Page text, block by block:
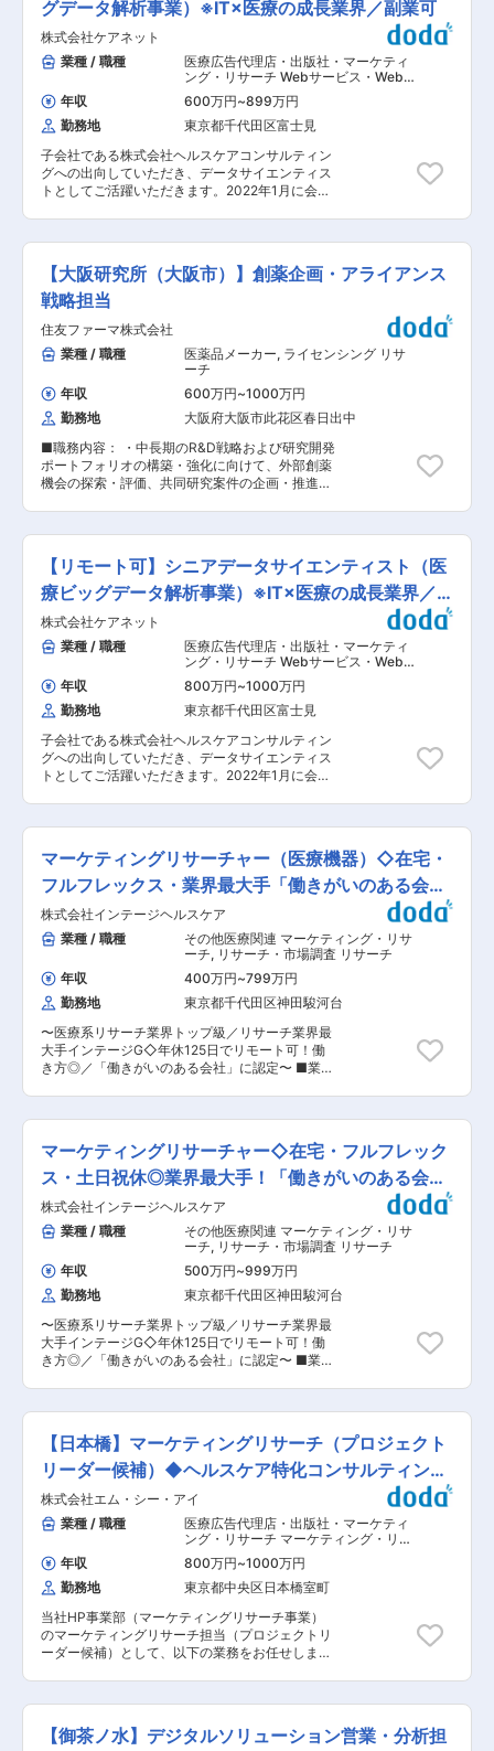
リサーチ×分析のスペシャリスト、またはクライ
アントと直接対峙するコンサルタントへのキャリ
アが可能。年1回の希望申告制度により主体的な
成長を実現できます。 ■同社の特徴： オムニコ
ムGの安定基盤のもと、ヘルスケア領域に特化し
たマーケティング支援を展開。医療用医薬品の普
及課題に対し、一気通貫かつカスタマイズ型で支
援し、患者のQOL向上に大きく寄与しています。
変更の範囲：会社の定める業務
析、提言の質向上まで一貫して関与し、クライア
ントの戦略精度を高めます。 ■業務内容: ・Web
アンケート設計／インタビュー調査運営 ・回答デ
ータの集計、統計分析、レポート作成 ・納品物の
品質管理および論点整理 ・コンサルタントとの仮
説構築／分析設計 ・業務改善やナレッジ蓄積の推
進 ※プロジェクト単位で全体像を俯瞰しながら、
論理的思考力を活かした課題解決を行います。企
業の重要な意思決定に繋がるやりがいのある仕事
です。 ■組織構成： 20〜30代中心で、社員の約
3分の2がGMARCH以上出身。国公立・大学院卒
など高学歴層でご活躍されている方も多く、知的
好奇心が高い環境です。中途入社が多数で未経験
る ・若手のうちからクライアント役員層へ提案・
プレゼン機会が多いため質の高いFBをいただきな
がら活かすことができる ・課題分解や仮説構築力
など汎用性の高いスキルが習得可能 ・外部講習や
書籍購入支援など学習投資を会社が積極支援 ■キ
ャリアパス リサーチ分析のスペシャリスト、また
は顧客折衝を担うコンサルタントへの転身が可
能。年1回キャリア希望を提出でき、主体的な成
長を実現できます。 ■同社の特徴： オムニコム
グループ傘下で70か国展開の安定基盤。ヘルスケ
ア特化により専門性を早期に確立でき、一次情報
を基にした高度な意思決定支援が強み。論理性と
知的挑戦を重視する風土で、学び続けたい方に最
グデータ解析事業）※IT×医療の成長業界／副業可
株式会社ケアネット
業種 / 職種
医療広告代理店・出版社・マーケティ
ング・リサーチ Webサービス・Webメ
ディア（EC・ポータル・ソーシャル）
データサイエンティスト・アナリスト
統計解析 リサーチ
年収 600万円~899万円
勤務地
東京都千代田区富士見
子会社である株式会社ヘルスケアコンサルティン
グへの出向していただき、データサイエンティス
トとしてご活躍いただきます。2022年1月に会社
■業務内容： HCC社では、現状製薬企業クライ
アントのお引き合いに応じて、下記の通り幅広い
業務を行っております。 ◇市場調査／マーケティ
ング戦略／医療ビックデータ解析によるレポーテ
ィング／論文執筆／HTAなど ■業務の特徴： 今
回は顧客開拓を行う社長／役員のもとで解析実務
や論文執筆実務を担っていただきます。 ※労働集
約的なコンサルティングのみならず、ご希望に応
じてプロダクト開発などのプロジェクトへの参画
も可能です。 ■キャリアパスについて： データ
サイエンティストとして医療ビックデータや医薬
マーケットへの理解や経験をさらに深めていただ
き、その後はコンサルタントとして自ら顧客を開
拓していただくことや、よりアカデミア寄りに学
者を目指して研究論文を執筆いただくこともでき
ます。また、プロダクト開発も検討しております
ンを目指していただけます。 ■働きやすい環境：
残業月20時間以下、フレックス制度、在宅勤務
（一部利用可能）と、ワークライフバランスを重
視した働き方が可能です。また、産休・育休率取
得率が非常に高く、その後の復職者も多いのが特
徴で、男女問わず家庭と仕事を両立して働くこと
をサポートしています。 ■当社の特徴： 【30万
人を超える医療従事者が利用する医療情報専門サ
イト】「情報技術と映像の力で明日の医療をもっ
とよくする」ことをミッションとし、インターネ
ットを通じて医師・医療者の日常臨床に役立つ記
事や動画等の情報をお届けするとともに、製薬企
業に対し、医薬情報提供活動を効率的に行うソリ
従事者双方のニーズに並走したサービス展開】生
活習慣病からスペシャリティ（がんや希少疾患な
事者双方のニーズに応えるべく、製薬企業・医療
従事者双方のニーズをマッチングさせるためのサ
ービス提供に力を入れております。 変更の範囲：
会社の定める業務
【大阪研究所（大阪市）】創薬企画・アライアンス
戦略担当
住友ファーマ株式会社
業種 / 職種
医薬品メーカー, ライセンシング リサ
ーチ
年収
600万円~1000万円
勤務地
大阪府大阪市此花区春日出中
■職務内容： ・中長期のR&D戦略および研究開発
ポートフォリオの構築・強化に向けて、外部創薬
機会の探索・評価、共同研究案件の企画・推進、
だきます。 ■業務詳細： （1）共同研究・外部連
携案件の探索・評価 ・アカデミア、バイオベンチ
ャー、製薬企業、研究機関等との共同研究・外部
連携機会の探索 ・社内研究部門、開発部門、事業
開発部門等と連携した外部案件の初期評価 ・共同
研究テーマの研究目的・成果物・マイルストンの
整理 ・共同研究先との協議に向けた資料作成、社
内説明資料の作成 ・契約締結前後における社内関
係部門との調整および案件推進支援 （2）市場予
測・事業性評価 ・開発候補品、研究テーマ、共同
研究案件等に関する市場規模・売上予測の作成 ・
対象疾患領域における患者数、診断率、治療率、
薬物治療動向、競合品動向の調査・分析 ・必要に
応じて外部データベース、コンサルタント、KOL
等を活用した情報収集・分析 ■この仕事の魅力、
キャリアパス、職場の雰囲気： ・創薬企画グルー
ートフォリオ構築と経営意思決定に貢献できま
す。 ・研究開発とビジネスの双方を学びながら専
門性を高めることができ、将来的にはR&D戦略、
ポートフォリオマネジメント、事業開発など幅広
いキャリア形成が可能です。 ・少数精鋭で自由闊
達な議論を重視する環境のもと、会社の将来の価
値創出に挑戦できる魅力あるポジションです。 ＜
受動喫煙防止のための取り組み＞ ・当社は2017
年に「健康宣言」"Health Innovation"を策定いた
しました。以降、「健康経営優良法人（ホワイト
500）」の認定を連続で受けており、従業員の喫
煙率0%を目指しています。 変更の範囲：会社の
定める業務
【リモート可】シニアデータサイエンティスト（医
療ビッグデータ解析事業）※IT×医療の成長業界／
副業可
株式会社ケアネット
業種 / 職種
医療広告代理店・出版社・マーケティ
ング・リサーチ Webサービス・Webメ
ディア（EC・ポータル・ソーシャル）
データアナリスト・データサイエンテ
ィスト 統計解析 リサーチ
年収 800万円~1000万円
勤務地
東京都千代田区富士見
子会社である株式会社ヘルスケアコンサルティン
グへの出向していただき、データサイエンティス
トとしてご活躍いただきます。2022年1月に会社
■業務内容： HCC社では、現状製薬企業クライ
アントのお引き合いに応じて、下記の通り幅広い
業務を行っております。 ◇市場調査／マーケティ
ング戦略／医療ビックデータ解析によるレポーテ
ィング／論文執筆／HTAなど ■業務の特徴： 今
回は顧客開拓を行う社長／役員のもとで解析実務
や論文執筆実務を担っていただきます。 ※労働集
約的なコンサルティングのみならず、ご希望に応
じてプロダクト開発などのプロジェクトへの参画
も可能です。 ■キャリアパスについて： データ
サイエンティストとして医療ビックデータや医薬
マーケットへの理解や経験をさらに深めていただ
き、その後はコンサルタントとして自ら顧客を開
拓していただくことや、よりアカデミア寄りに学
者を目指して研究論文を執筆いただくこともでき
ます。また、プロダクト開発も検討しております
ンを目指していただけます。 ■働きやすい環境：
残業月20時間以下、フレックス制度、在宅勤務
（一部利用可能）と、ワークライフバランスを重
視した働き方が可能です。また、産休・育休率取
得率が非常に高く、その後の復職者も多いのが特
徴で、男女問わず家庭と仕事を両立して働くこと
をサポートしています。 ■当社の特徴： 【30万
人を超える医療従事者が利用する医療情報専門サ
イト】「情報技術と映像の力で明日の医療をもっ
とよくする」ことをミッションとし、インターネ
ットを通じて医師・医療者の日常臨床に役立つ記
事や動画等の情報をお届けするとともに、製薬企
業に対し、医薬情報提供活動を効率的に行うソリ
従事者双方のニーズに並走したサービス展開】生
活習慣病からスペシャリティ（がんや希少疾患な
事者双方のニーズに応えるべく、製薬企業・医療
従事者双方のニーズをマッチングさせるためのサ
ービス提供に力を入れております。 変更の範囲：
会社の定める業務
マーケティングリサーチャー（医療機器）◇在宅・
フルフレックス・業界最大手「働きがいのある会
社」に認定
株式会社インテージヘルスケア
業種 / 職種
その他医療関連 マーケティング・リサ
ーチ, リサーチ・市場調査 リサーチ
年収
400万円~799万円
勤務地
東京都千代田区神田駿河台
〜医療系リサーチ業界トップ級／リサーチ業界最
大手インテージG◇年休125日でリモート可！働
き方◎／「働きがいのある会社」に認定〜 ■業務
案、調査票作成、実査＆集計のコントロール、分
析、レポーティング、報告までの一連のリサーチ
業務にご対応いただきます。 ■業務詳細： アド
ホックリサーチでは、クライアントのマーケティ
ング課題を解決するために、その都度適切な手法
を用いたアンケート調査を設計していきます。当
部門で担当する医療機器分野のアドホックリサー
チでは、特に、クライアントである医療機器メー
カーのマーケティング課題をいかに理解できるか
が重要なポイントとなります。また、調査結果の
分析や報告においては、現実的にクライアントの
次のアクションにつながるものであることが求め
られるため、医療業界のマーケティング（制度や
慣習等を含む）に対する知識や理解も必要です。
加えて医療機器・デジタルヘルスの市場は年々増
加しており、マーケティングリサーチの問い合わ
い： 高まる健康ニーズに対して、ニーズに合った
商品開発やマーケティング及び販売のサポート
を、生活者調査を通じて顧客に届けるお仕事で
す。調査結果を報告すると、多くの顧客から「ビ
ジネスの成功への道筋ができた！」など、感謝の
言葉もいただいております。 また、一人きりでク
ライアントの課題を解決していくのではなく、チ
ームワークを大切にして、チームとして目標達成
を目指していけるのも当社・当部門の魅力の一つ
です。 ■企業魅力： 2024年に「働きがいのある
会社調査」において認定企業に選出されました。
（https://hatarakigai.info/ranking/certified_companies/1129_3795.html）
離職率は5%であり、性別問わず育児休暇の取
のマネージャー職登用実績が複数あり、キャリア
を諦めることなく長く働ける環境が整っていま
マーケティングリサーチャー◇在宅・フルフレック
ス・土日祝休◎業界最大手！「働きがいのある会
社」に認定
株式会社インテージヘルスケア
業種 / 職種
その他医療関連 マーケティング・リサ
ーチ, リサーチ・市場調査 リサーチ
年収
500万円~999万円
勤務地
東京都千代田区神田駿河台
〜医療系リサーチ業界トップ級／リサーチ業界最
大手インテージG◇年休125日でリモート可！働
き方◎／「働きがいのある会社」に認定〜 ■業務
実査＆集計のコントロール、分析、レポーティン
グ、報告までの一連のリサーチ業務にご対応いた
だきます。 ■業務詳細： アドホックリサーチで
は、クライアントのマーケティング課題を解決す
るために、その都度適切な手法を用いたアンケー
ト調査を設計していきます。当部門で担当する医
療用医薬品や医療機器分野のアドホックリサーチ
では、特に、クライアントである製薬メーカーや
医療機器メーカーのマーケティング課題をいかに
理解できるかが重要なポイントとなります。ま
た、調査結果の分析や報告においては、現実的に
クライアントの次のアクションにつながるもので
あることが求められるため、医療業界のマーケテ
ィング（制度や慣習等を含む）に対する知識や理
解も必要です。また、一人きりでクライアントの
課題を解決していくのではなく、チームワークを
がい： 高まる健康ニーズに対して、ニーズに合っ
【日本橋】マーケティングリサーチ（プロジェクト
リーダー候補）◆ヘルスケア特化コンサルティング
ファーム
株式会社エム・シー・アイ
業種 / 職種
医療広告代理店・出版社・マーケティ
ング・リサーチ マーケティング・リサ
ーチ, リサーチ・市場調査 リサーチ
年収 800万円~1000万円
勤務地
東京都中央区日本橋室町
当社HP事業部（マーケティングリサーチ事業）
のマーケティングリサーチ担当（プロジェクトリ
ーダー候補）として、以下の業務をお任せしま
業の商品開発〜上市前後のプロモーション業務ま
で、リサーチ・マーケティング戦略立案から、顧
客の中長期的な成長・関係構築に向けたコンサル
【御茶ノ水】デジタルソリューション営業・分析担